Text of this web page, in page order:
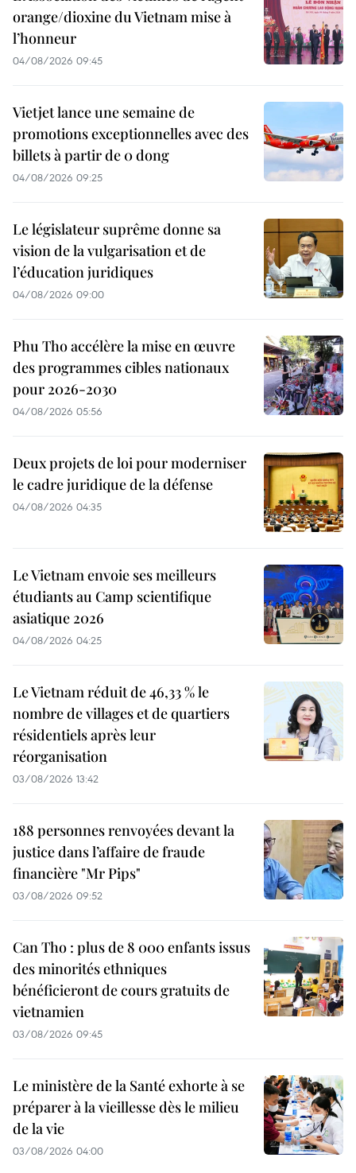
orange/dioxine du Vietnam mise à
l’honneur
04/08/2026 09:45
Vietjet lance une semaine de
promotions exceptionnelles avec des
billets à partir de 0 dong
04/08/2026 09:25
Le législateur suprême donne sa
vision de la vulgarisation et de
l’éducation juridiques
04/08/2026 09:00
Phu Tho accélère la mise en œuvre
des programmes cibles nationaux
pour 2026-2030
04/08/2026 05:56
Deux projets de loi pour moderniser
le cadre juridique de la défense
04/08/2026 04:35
Le Vietnam envoie ses meilleurs
étudiants au Camp scientifique
asiatique 2026
04/08/2026 04:25
Le Vietnam réduit de 46,33 % le
nombre de villages et de quartiers
résidentiels après leur
réorganisation
03/08/2026 13:42
188 personnes renvoyées devant la
justice dans l’affaire de fraude
financière "Mr Pips"
03/08/2026 09:52
Can Tho : plus de 8 000 enfants issus
des minorités ethniques
bénéficieront de cours gratuits de
vietnamien
03/08/2026 09:45
Le ministère de la Santé exhorte à se
préparer à la vieillesse dès le milieu
de la vie
03/08/2026 04:00